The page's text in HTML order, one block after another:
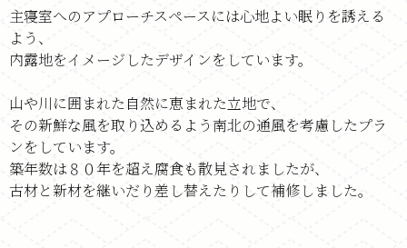
主寝室へのアプローチスペースには心地よい眠りを誘える
よう、
内露地をイメージしたデザインをしています。
山や川に囲まれた自然に恵まれた立地で、
その新鮮な風を取り込めるよう南北の通風を考慮したプラ
ンをしています。
築年数は８０年を超え腐食も散見されましたが、
古材と新材を継いだり差し替えたりして補修しました。